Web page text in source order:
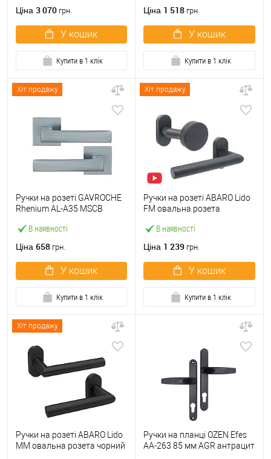
Ціна 3 070 грн.
У кошик
Купити в 1 клік
Ціна 1 518 грн.
У кошик
Купити в 1 клік
Хіт продажу
В наявності
Ручки на розеті GAVROCHE
Rhenium AL-A35 MSCB
Ціна 658 грн.
У кошик
Купити в 1 клік
Хіт продажу
В наявності
Ручки на розеті ABARO Lido
FM овальна розета
антрацит
Ціна 1 239 грн.
У кошик
Купити в 1 клік
Хіт продажу
Ручки на розеті ABARO Lido
MM овальна розета чорний
Ручки на планці OZEN Efes
AA-263 85 мм AGR антрацит